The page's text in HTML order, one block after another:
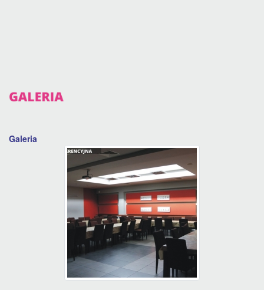
Galeria